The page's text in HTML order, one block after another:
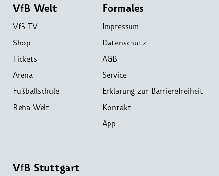
VfB Welt
VfB TV
Shop
Tickets
Arena
Fußballschule
Reha-Welt
Formales
Impressum
Datenschutz
AGB
Service
Erklärung zur Barrierefreiheit
Kontakt
App
VfB Stuttgart